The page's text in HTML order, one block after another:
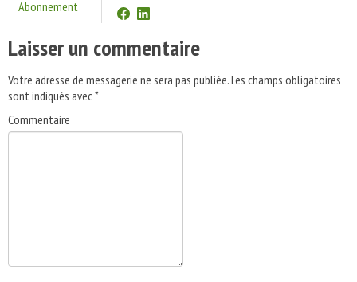
Abonnement
Laisser un commentaire
Votre adresse de messagerie ne sera pas publiée.Les champs obligatoires
sont indiqués avec*
Commentaire